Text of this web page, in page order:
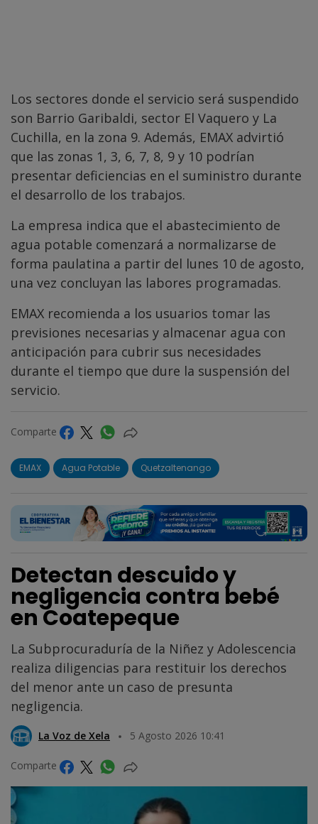
Los sectores donde el servicio será suspendido
son Barrio Garibaldi, sector El Vaquero y La
Cuchilla, en la zona 9. Además, EMAX advirtió
que las zonas 1, 3, 6, 7, 8, 9 y 10 podrían
presentar deficiencias en el suministro durante
el desarrollo de los trabajos.
La empresa indica que el abastecimiento de
agua potable comenzará a normalizarse de
forma paulatina a partir del lunes 10 de agosto,
una vez concluyan las labores programadas.
EMAX recomienda a los usuarios tomar las
previsiones necesarias y almacenar agua con
anticipación para cubrir sus necesidades
durante el tiempo que dure la suspensión del
servicio.
Comparte
EMAX Agua Potable Quetzaltenango
Detectan descuido y
negligencia contra bebé
en Coatepeque
La Subprocuraduría de la Niñez y Adolescencia
realiza diligencias para restituir los derechos
del menor ante un caso de presunta
negligencia.
La Voz de Xela 5 Agosto 2026 10:41
Comparte